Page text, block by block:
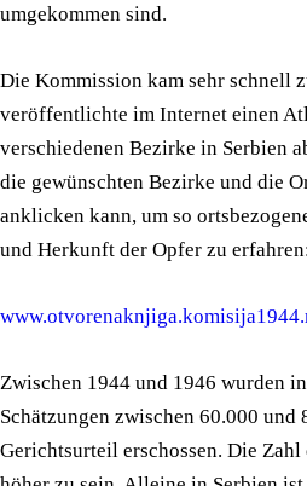
umgekommen sind.
Die Kommission kam sehr schnell
veröffentlichte im Internet einen
verschiedenen Bezirke in Serbien
die gewünschten Bezirke und die
anklicken kann, um so
und Herkunft der Opfer zu
Zwischen 1944 und 1946 wurden
Schätzungen zwischen 60.000 und
Gerichtsurteil erschossen. Die